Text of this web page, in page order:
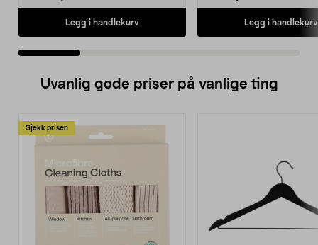
Legg i handlekurv Legg i handlekurv
Uvanlig gode priser på vanlige ting
Sjekk prisen